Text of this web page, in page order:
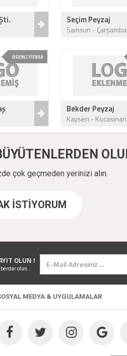
Seçim Peyzaj
Samsun - Çarşamba
BRONZ FİRMA
Bekder Peyzaj
Kayseri - Kocasinan
çok geçmeden yerinizi alın.
İSTİYORUM
OLUN !
olun...
MEDYA & UYGULAMALAR